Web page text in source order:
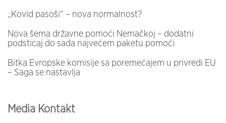
„Kovid pasoši“ – nova normalnost?
Nova šema državne pomoći Nemačkoj – dodatni
podsticaj do sada najvećem paketu pomoći
Bitka Evropske komisije sa poremećajem u privredi EU
– Saga se nastavlja
Media Kontakt